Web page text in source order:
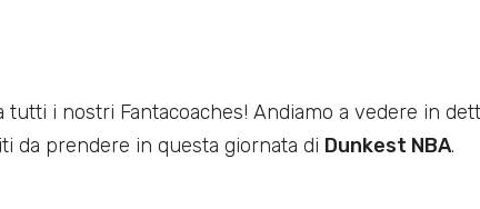
tutti i nostri Fantacoaches! Andiamo a vedere in
da prendere in questa giornata di Dunkest NBA.